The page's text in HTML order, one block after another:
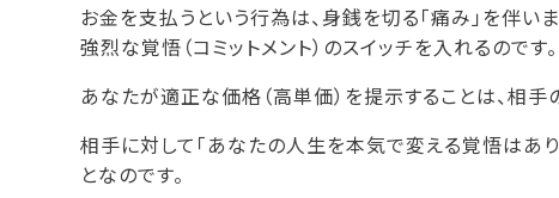
お金を支払うという行為は、身銭を切る「痛み」を伴い
強烈な覚悟（コミットメント）のスイッチを入れるのです。
あなたが適正な価格（高単価）を提示することは、相手
相手に対して「あなたの人生を本気で変える覚悟はあ
となのです。